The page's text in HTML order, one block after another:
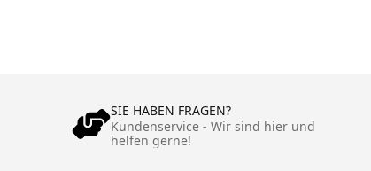
SIE HABEN FRAGEN?
Kundenservice - Wir sind hier und
helfen gerne!